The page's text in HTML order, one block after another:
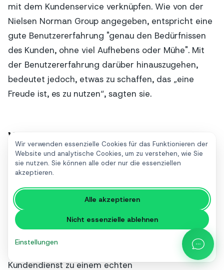
Wir verwenden essenzielle Cookies für das Funktionieren der
Website und analytische Cookies, um zu verstehen, wie Sie
sie nutzen. Sie können alle oder nur die essenziellen
akzeptieren.
Alle akzeptieren
Nicht essenzielle ablehnen
Einstellungen
mit dem Kundenservice verknüpfen. Wie von der
Nielsen Norman Group angegeben, entspricht eine
gute Benutzererfahrung "genau den Bedürfnissen
des Kunden, ohne viel Aufhebens oder Mühe". Mit
der Benutzererfahrung darüber hinauszugehen,
bedeutet jedoch, etwas zu schaffen, das „eine
Freude ist, es zu nutzen“, sagten sie.
Wichtige Erkenntnisse zu Trends
in der Kundendiensttechnologie
Hoffentlich überzeugen Sie die oben genannten
Kundenservice-Trends. Ein Unternehmen mit einer
kundenorientierten Vision hilft definitiv dabei, lange
im Spiel zu sein. Die oben beschriebenen Tools und
Kundendiensttrends können Ihr Unternehmen stark
vom Kundenerfolg abhängig machen und Ihren
Kundendienst zu einem echten